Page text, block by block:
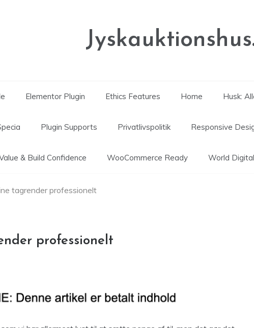
Elementor Plugin Ethics Features Home Husk:
Plugin Supports Privatlivspolitik Responsive
& Build Confidence WooCommerce Ready World
tagrender professionelt
professionelt